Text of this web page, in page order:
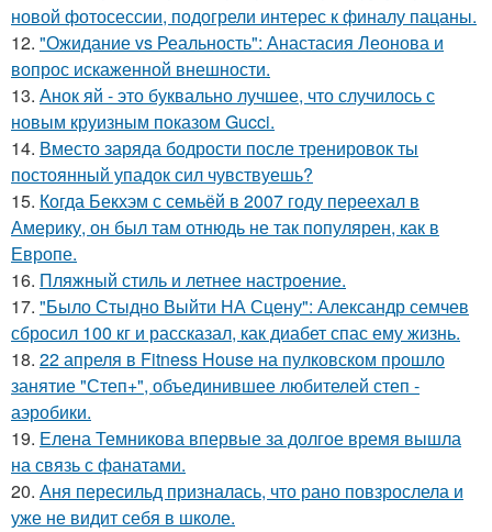
новой фотосессии, подогрели интерес к финалу пацаны.
12. "Ожидание vs Реальность": Анастасия Леонова и
вопрос искаженной внешности.
13. Анок яй - это буквально лучшее, что случилось с
новым круизным показом Gucci.
14. Вместо заряда бодрости после тренировок ты
постоянный упадок сил чувствуешь?
15. Когда Бекхэм с семьёй в 2007 году переехал в
Америку, он был там отнюдь не так популярен, как в
Европе.
16. Пляжный стиль и летнее настроение.
17. "Было Стыдно Выйти НА Сцену": Александр семчев
сбросил 100 кг и рассказал, как диабет спас ему жизнь.
18. 22 апреля в Fitness House на пулковском прошло
занятие "Степ+", объединившее любителей степ -
аэробики.
19. Елена Темникова впервые за долгое время вышла
на связь с фанатами.
20. Аня пересильд призналась, что рано повзрослела и
уже не видит себя в школе.